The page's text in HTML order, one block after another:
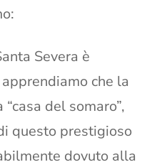
Severa è
che la
del somaro”,
questo prestigioso
dovuto alla